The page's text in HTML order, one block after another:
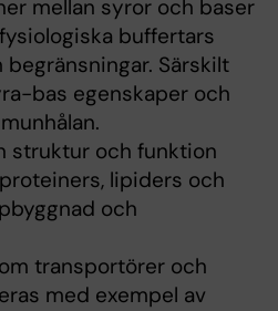
mellan syror och baser
buffertars
Särskilt
bas egenskaper och
struktur och funktion
lipiders och
och
transportörer och
med exempel av